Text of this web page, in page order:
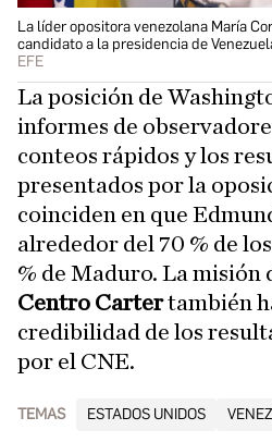
La líder opositora venezolana María
candidato a la presidencia de
EFE
La posición de
informes de
conteos rápidos y los
presentados por la
coinciden en que
alrededor del 70 % de
% de Maduro. La misión
Centro Cartertambién
credibilidad de los
por el CNE.
TEMAS ESTADOS UNIDOS